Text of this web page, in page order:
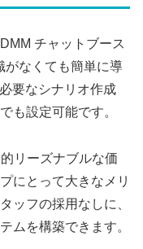
チャットブース
がなくても簡単に導
要なシナリオ作成
も設定可能です。
リーズナブルな価
にとって大きなメリ
ッフの採用なしに、
ムを構築できます。